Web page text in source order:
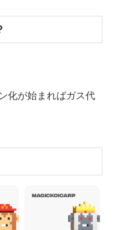
化が始まればガス代